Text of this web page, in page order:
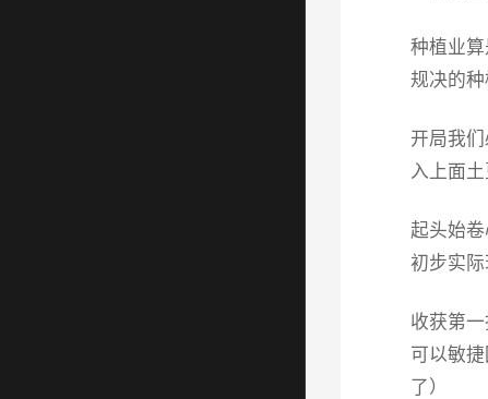
种植业
规决的
开局我
入上面
起头始
初步实际
收获第
可以敏
了）